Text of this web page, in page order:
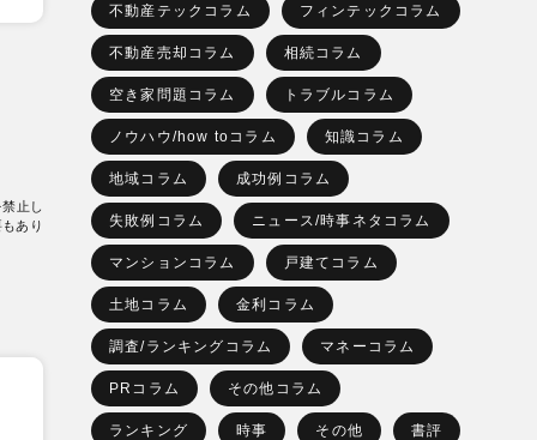
止し
あり
不動産テックコラム フィンテックコラム
不動産売却コラム 相続コラム
空き家問題コラム トラブルコラム
ノウハウ/how toコラム 知識コラム
地域コラム 成功例コラム
失敗例コラム ニュース/時事ネタコラム
マンションコラム 戸建てコラム
土地コラム 金利コラム
調査/ランキングコラム マネーコラム
PRコラム その他コラム
ランキング 時事 その他 書評